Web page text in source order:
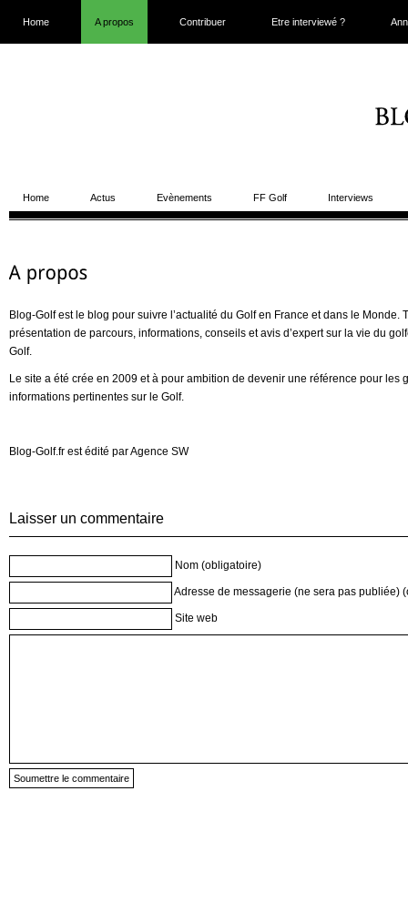
Home A propos Contribuer Etre interviewé ?
Home Actus Evènements FF Golf Interviews
Blog-Golf est le blog pour suivre l’actualité du Golf en France et dans le Monde.
présentation de parcours, informations, conseils et avis d’expert sur la vie du
Golf.
Le site a été crée en 2009 et à pour ambition de devenir une référence pour les
informations pertinentes sur le Golf.
Blog-Golf.fr est édité par Agence SW
Laisser un commentaire
Nom (obligatoire)
Adresse de messagerie (ne sera pas publiée)
Site web